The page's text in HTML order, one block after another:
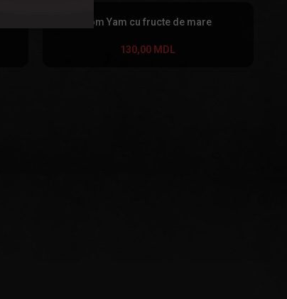
Tom Yam cu fructe de mare
130,00 MDL